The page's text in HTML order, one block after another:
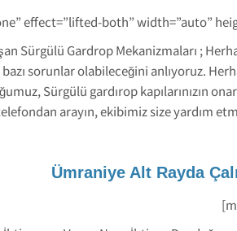
effect=”lifted-both” width=”auto”
Sürgülü Gardrop Mekanizmaları ;
sorunlar olabileceğini anlıyoruz.
Sürgülü gardırop kapılarınızın
arayın, ekibimiz size yardım
Ümraniye Alt Rayda